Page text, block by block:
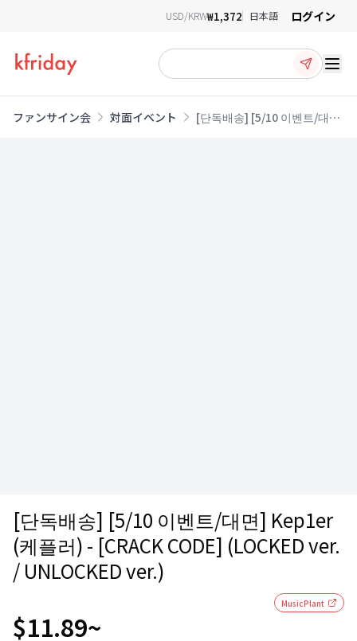
USD/KRW₩1,372 日本語 ログイン
ファンサイン会 対面イベント
[단독배송] [5/10 이벤트/대면]
[단독배송] [5/10 이벤트/대면] Kep1er
(케플러) - [CRACK CODE] (LOCKED ver.
/ UNLOCKED ver.)
MusicPlant
$11.89~